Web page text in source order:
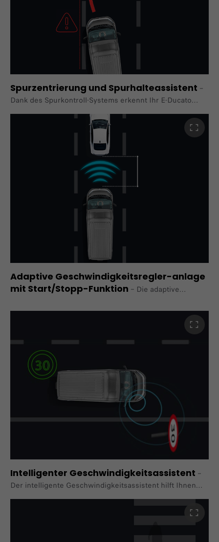
Spurzentrierung und Spurhalteassistent –
Dank des Spurkontroll-Systems erkennt Ihr E-Ducato
Fahrbahnmarkierungen und Straßenränder und korrigiert
bei Bedarf die Lenkung, sodass er die Spurmitte hält und
Spurabweichungen vermeidet. Eine spürbare Warnung
durch Lenkrad-Vibration kombiniert mit akustischen und
optischen Signalen auf dem Armaturenbrettdisplay weist
den Fahrer darauf hin, die Spur zu halten.
Teilweise optional erhältlich.
Adaptive Geschwindigkeitsregler-anlage
mit Start/Stopp-Funktion – Die adaptive
Start/Stopp-Funktion, die das Fahrzeug zum Stillstand
wenn ein vorausfahrendes Fahrzeug plötzlich anhält, und
die Zündung einschaltet, wenn der Verkehr von Neuem
zu rollen beginnt.
Als Einzeloption oder im Paket "L2 Autonomes fahren"
Intelligenter Geschwindigkeitsassistent –
Der intelligente Geschwindigkeitsassistent hilft Ihnen
dabei,
Ihre Geschwindigkeit im Auge zu behalten und